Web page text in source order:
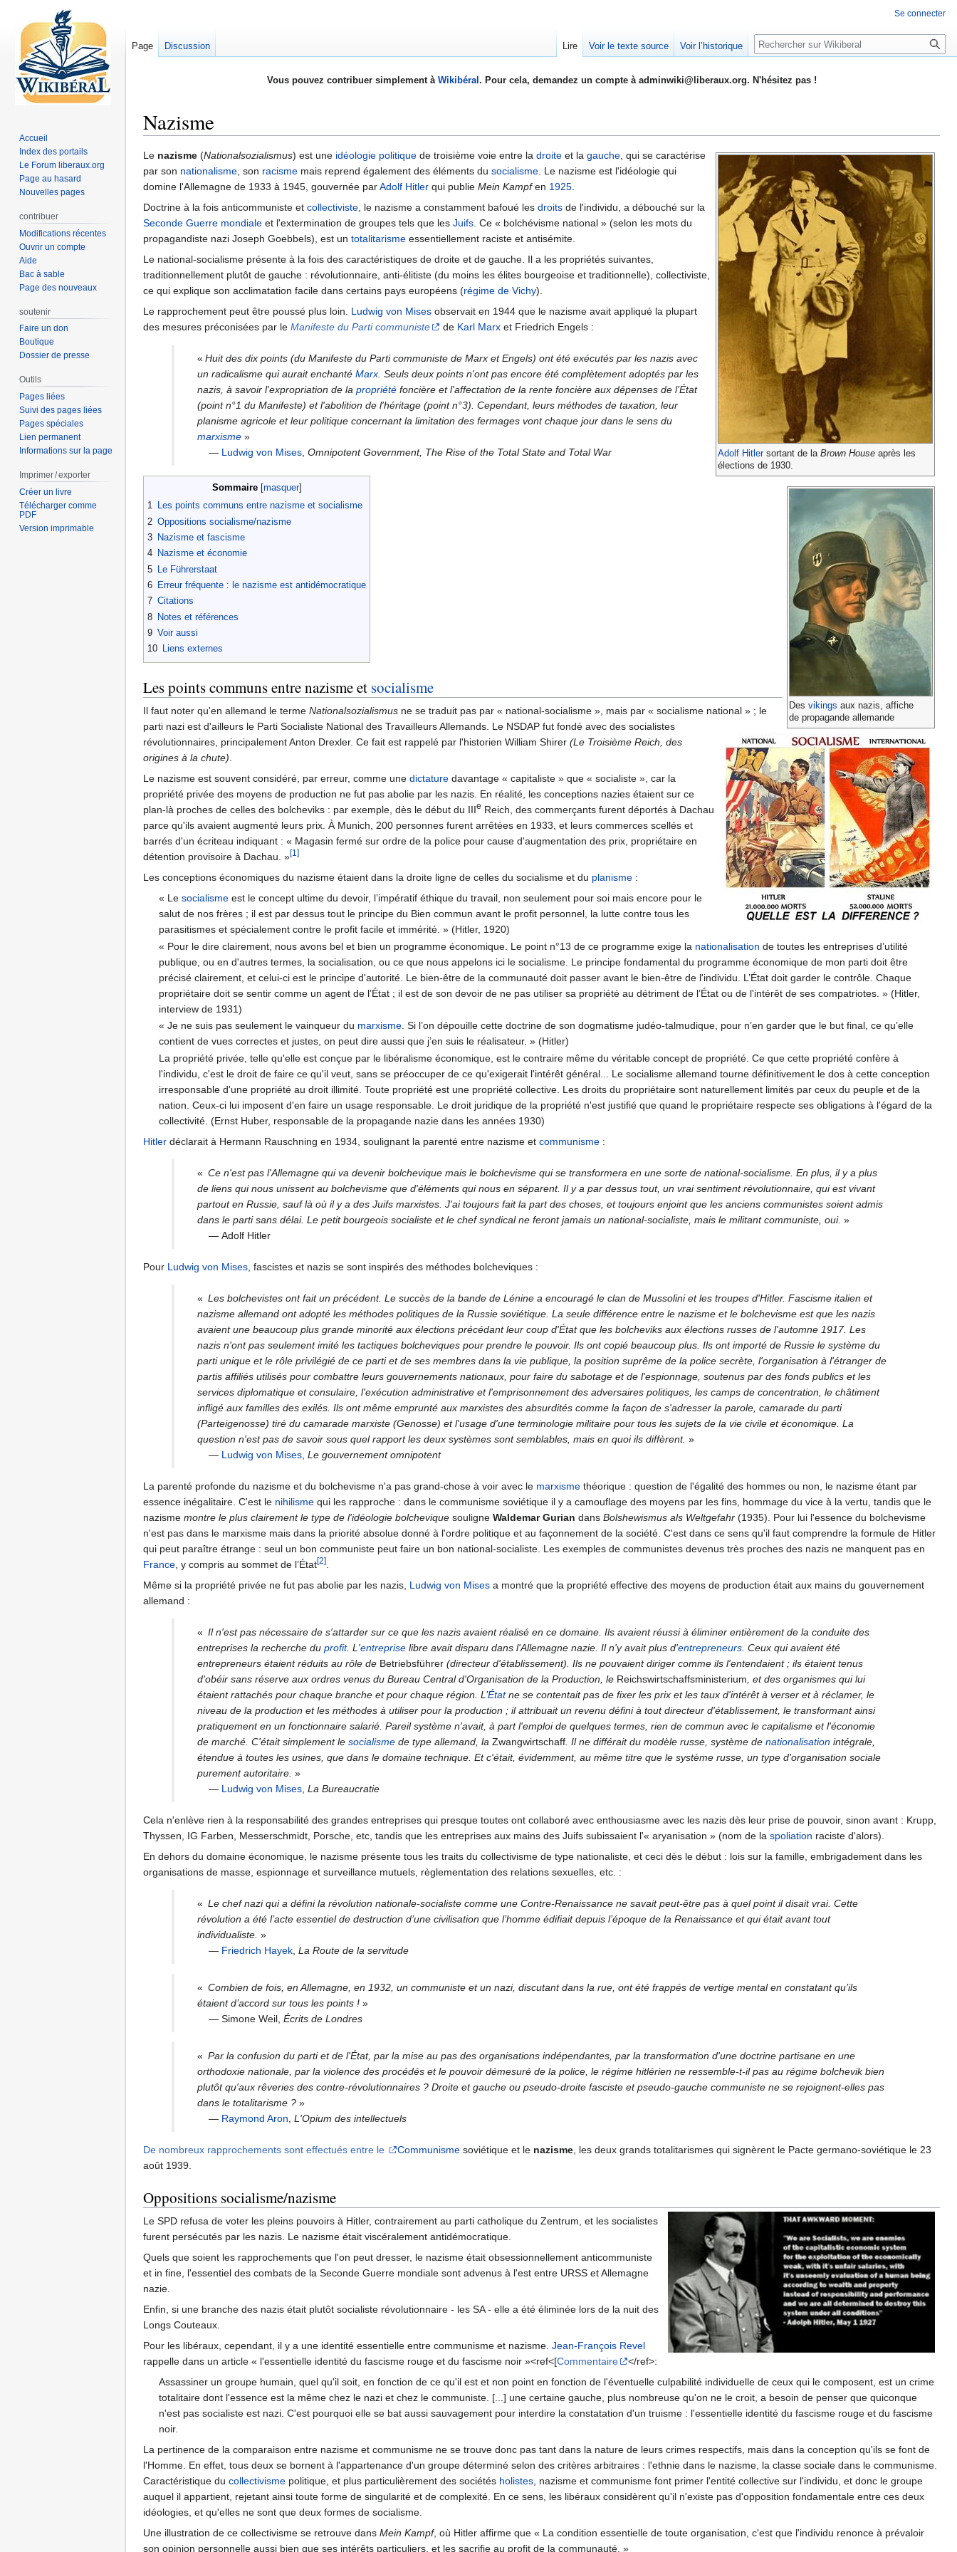
Vous pouvez contribuer simplement à Wikibéral . Pour cela, demandez un compte à adminwiki@liberaux.org. N'hésitez pas !
Nazisme
Aller
à
la
navigation
Aller
à
la
recherche
Adolf Hitlersortant de la Brown House après les
élections de 1930.
Des vikings aux nazis, affiche
de propagande allemande
Le nazisme (Nationalsozialismus) est une idéologie politique de troisième voie entre la droite et la gauche, qui se caractérise
par son nationalisme, son racisme mais reprend également des éléments du socialisme. Le nazisme est l'idéologie qui
domine l'Allemagne de 1933 à 1945, gouvernée parAdolf Hitler qui publie Mein Kampfen 1925.
Doctrine à la fois anticommuniste et collectiviste, le nazisme a constamment bafoué les droits de l'individu, a débouché sur la
Seconde Guerre mondiale et l'extermination de groupes tels que les Juifs. Ce « bolchévisme national » (selon les mots du
propagandiste nazi Joseph Goebbels), est un totalitarisme essentiellement raciste et antisémite.
Le national-socialisme présente à la fois des caractéristiques de droite et de gauche. Il a les propriétés suivantes,
traditionnellement plutôt de gauche : révolutionnaire, anti-élitiste (du moins les élites bourgeoise et traditionnelle), collectiviste,
ce qui explique son acclimatation facile dans certains pays européens (régime de Vichy).
Le rapprochement peut être poussé plus loin. Ludwig von Mises observait en 1944 que le nazisme avait appliqué la plupart
des mesures préconisées par le Manifeste du Parti communiste de Karl Marx et Friedrich Engels :
« Huit des dix points (du Manifeste du Parti communiste de Marx et Engels) ont été exécutés par les nazis avec
un radicalisme qui aurait enchanté Marx. Seuls deux points n'ont pas encore été complètement adoptés par les
nazis, à savoir l'expropriation de la propriété foncière et l'affectation de la rente foncière aux dépenses de l’État
(point n°1 du Manifeste) et l'abolition de l'héritage (point n°3). Cependant, leurs méthodes de taxation, leur
planisme agricole et leur politique concernant la limitation des fermages vont chaque jour dans le sens du
marxisme »
— Ludwig von Mises, Omnipotent Government, The Rise of the Total State and Total War
Sommaire
1 Les points communs entre nazisme et socialisme
2 Oppositions socialisme/nazisme
3 Nazisme et fascisme
4 Nazisme et économie
5
Le Führerstaat
6 Erreur fréquente : le nazisme est antidémocratique
7 Citations
8 Notes et références
9 Voir aussi
10 Liens externes
Les points communs entre nazisme et socialisme
Il faut noter qu'en allemand le terme Nationalsozialismus ne se traduit pas par « national-socialisme », mais par « socialisme national » ; le
parti nazi est d'ailleurs le Parti Socialiste National des Travailleurs Allemands. Le NSDAP fut fondé avec des socialistes
révolutionnaires, principalement Anton Drexler. Ce fait est rappelé par l'historien William Shirer (Le Troisième Reich, des
origines à la chute).
Le nazisme est souvent considéré, par erreur, comme une dictature davantage « capitaliste » que « socialiste », car la
propriété privée des moyens de production ne fut pas abolie par les nazis. En réalité, les conceptions nazies étaient sur ce
plan-là proches de celles des bolcheviks : par exemple, dès le début du IIIe Reich, des commerçants furent déportés à Dachau
parce qu'ils avaient augmenté leurs prix. À Munich, 200 personnes furent arrêtées en 1933, et leurs commerces scellés et
barrés d'un écriteau indiquant : « Magasin fermé sur ordre de la police pour cause d'augmentation des prix, propriétaire en
détention provisoire à Dachau. »[1]
Les conceptions économiques du nazisme étaient dans la droite ligne de celles du socialisme et du planisme :
« Lesocialisme est le concept ultime du devoir, l’impératif éthique du travail, non seulement pour soi mais encore pour le
salut de nos frères ; il est par dessus tout le principe du Bien commun avant le profit personnel, la lutte contre tous les
parasitismes et spécialement contre le profit facile et immérité. » (Hitler, 1920)
« Pour le dire clairement, nous avons bel et bien un programme économique. Le point n°13 de ce programme exige la nationalisation de toutes les entreprises d’utilité
publique, ou en d'autres termes, la socialisation, ou ce que nous appelons ici le socialisme. Le principe fondamental du programme économique de mon parti doit être
précisé clairement, et celui-ci est le principe d'autorité. Le bien-être de la communauté doit passer avant le bien-être de l'individu. L’État doit garder le contrôle. Chaque
propriétaire doit se sentir comme un agent de l’État ; il est de son devoir de ne pas utiliser sa propriété au détriment de l’État ou de l'intérêt de ses compatriotes. » (Hitler,
interview de 1931)
« Je ne suis pas seulement le vainqueur du marxisme. Si l’on dépouille cette doctrine de son dogmatisme judéo-talmudique, pour n’en garder que le but final, ce qu’elle
contient de vues correctes et justes, on peut dire aussi que j’en suis le réalisateur. » (Hitler)
La propriété privée, telle qu'elle est conçue par le libéralisme économique, est le contraire même du véritable concept de propriété. Ce que cette propriété confère à
l'individu, c'est le droit de faire ce qu'il veut, sans se préoccuper de ce qu'exigerait l'intérêt général... Le socialisme allemand tourne définitivement le dos à cette conception
irresponsable d'une propriété au droit illimité. Toute propriété est une propriété collective. Les droits du propriétaire sont naturellement limités par ceux du peuple et de la
nation. Ceux-ci lui imposent d'en faire un usage responsable. Le droit juridique de la propriété n'est justifié que quand le propriétaire respecte ses obligations à l'égard de la
collectivité. (Ernst Huber, responsable de la propagande nazie dans les années 1930)
Hitler déclarait à Hermann Rauschning en 1934, soulignant la parenté entre nazisme et communisme :
« Ce n'est pas l'Allemagne qui va devenir bolchevique mais le bolchevisme qui se transformera en une sorte de national-socialisme. En plus, il y a plus
de liens qui nous unissent au bolchevisme que d'éléments qui nous en séparent. Il y a par dessus tout, un vrai sentiment révolutionnaire, qui est vivant
partout en Russie, sauf là où il y a des Juifs marxistes. J'ai toujours fait la part des choses, et toujours enjoint que les anciens communistes soient admis
dans le parti sans délai. Le petit bourgeois socialiste et le chef syndical ne feront jamais un national-socialiste, mais le militant communiste, oui. »
— Adolf Hitler
Pour Ludwig von Mises , fascistes et nazis se sont inspirés des méthodes bolcheviques :
« Les bolchevistes ont fait un précédent. Le succès de la bande de Lénine a encouragé le clan de Mussolini et les troupes d'Hitler. Fascisme italien et
nazisme allemand ont adopté les méthodes politiques de la Russie soviétique. La seule différence entre le nazisme et le bolchevisme est que les nazis
avaient une beaucoup plus grande minorité aux élections précédant leur coup d'État que les bolcheviks aux élections russes de l'automne 1917. Les
nazis n'ont pas seulement imité les tactiques bolcheviques pour prendre le pouvoir. Ils ont copié beaucoup plus. Ils ont importé de Russie le système du
parti unique et le rôle privilégié de ce parti et de ses membres dans la vie publique, la position suprême de la police secrète, l'organisation à l'étranger de
partis affiliés utilisés pour combattre leurs gouvernements nationaux, pour faire du sabotage et de l'espionnage, soutenus par des fonds publics et les
services diplomatique et consulaire, l'exécution administrative et l'emprisonnement des adversaires politiques, les camps de concentration, le châtiment
infligé aux familles des exilés. Ils ont même emprunté aux marxistes des absurdités comme la façon de s'adresser la parole, camarade du parti
(Parteigenosse) tiré du camarade marxiste (Genosse) et l'usage d'une terminologie militaire pour tous les sujets de la vie civile et économique. La
question n'est pas de savoir sous quel rapport les deux systèmes sont semblables, mais en quoi ils diffèrent. »
— Ludwig von Mises Le gouvernement omnipotent
La parenté profonde du nazisme et du bolchevisme n'a pas grand-chose à voir avec le marxisme théorique : question de l'égalité des hommes ou non, le nazisme étant par
essence inégalitaire. C'est le nihilisme qui les rapproche : dans le communisme soviétique il y a camouflage des moyens par les fins, hommage du vice à la vertu, tandis que le
nazisme montre le plus clairement le type de l'idéologie bolchevique souligne Waldemar Gurian dans Bolshewismus als Weltgefahr (1935). Pour lui l'essence du bolchevisme
n'est pas dans le marxisme mais dans la priorité absolue donné à l'ordre politique et au façonnement de la société. C'est dans ce sens qu'il faut comprendre la formule de Hitler
qui peut paraître étrange : seul un bon communiste peut faire un bon national-socialiste. Les exemples de communistes devenus très proches des nazis ne manquent pas en
France , y compris au sommet de l’État[2]
Même si la propriété privée ne fut pas abolie par les nazis, Ludwig von Mises a montré que la propriété effective des moyens de production était aux mains du gouvernement
allemand :
« Il n'est pas nécessaire de s'attarder sur ce que les nazis avaient réalisé en ce domaine. Ils avaient réussi à éliminer entièrement de la conduite des
entreprises la recherche du profit. L'entreprise libre avait disparu dans l'Allemagne nazie. Il n'y avait plus d'entrepreneurs . Ceux qui avaient été
entrepreneurs étaient réduits au rôle de Betriebsführer (directeur d'établissement). Ils ne pouvaient diriger comme ils l'entendaient ; ils étaient tenus
d'obéir sans réserve aux ordres venus du Bureau Central d'Organisation de la Production, le Reichswirtschaffsministerium , et des organismes qui lui
étaient rattachés pour chaque branche et pour chaque région. L’Étatne se contentait pas de fixer les prix et les taux d'intérêt à verser et à réclamer, le
niveau de la production et les méthodes à utiliser pour la production ; il attribuait un revenu défini à tout directeur d'établissement, le transformant ainsi
pratiquement en un fonctionnaire salarié. Pareil système n'avait, à part l'emploi de quelques termes, rien de commun avec le capitalisme et l'économie
de marché. C'était simplement le socialisme de type allemand, la Zwangwirtschaff . Il ne différait du modèle russe, système de nationalisation intégrale,
étendue à toutes les usines, que dans le domaine technique. Et c'était, évidemment, au même titre que le système russe, un type d'organisation sociale
purement autoritaire. »
— Ludwig von Mises La Bureaucratie
Cela n'enlève rien à la responsabilité des grandes entreprises qui presque toutes ont collaboré avec enthousiasme avec les nazis dès leur prise de pouvoir, sinon avant : Krupp,
Thyssen, IG Farben, Messerschmidt, Porsche, etc, tandis que les entreprises aux mains des Juifs subissaient l'« aryanisation » (nom de la spoliation raciste d'alors).
En dehors du domaine économique, le nazisme présente tous les traits du collectivisme de type nationaliste, et ceci dès le début : lois sur la famille, embrigadement dans les
organisations de masse, espionnage et surveillance mutuels, règlementation des relations sexuelles, etc. :
« Le chef nazi qui a défini la révolution nationale-socialiste comme une Contre-Renaissance ne savait peut-être pas à quel point il disait vrai. Cette
révolution a été l’acte essentiel de destruction d’une civilisation que l’homme édifiait depuis l’époque de la Renaissance et qui était avant tout
individualiste. »
— Friedrich Hayek La Route de la servitude
« Combien de fois, en Allemagne, en 1932, un communiste et un nazi, discutant dans la rue, ont été frappés de vertige mental en constatant qu’ils
étaient d’accord sur tous les points ! »
— Simone Weil, Écrits de Londres
« Par la confusion du parti et de l'État, par la mise au pas des organisations indépendantes, par la transformation d'une doctrine partisane en une
orthodoxie nationale, par la violence des procédés et le pouvoir démesuré de la police, le régime hitlérien ne ressemble-t-il pas au régime bolchevik bien
plutôt qu'aux rêveries des contre-révolutionnaires ? Droite et gauche ou pseudo-droite fasciste et pseudo-gauche communiste ne se rejoignent-elles pas
dans le totalitarisme ? »
— Raymond Aron L'Opium des intellectuels
De nombreux rapprochements sont effectués entre le Communisme soviétique et le nazisme , les deux grands totalitarismes qui signèrent le Pacte germano-soviétique le 23
août 1939.
Oppositions socialisme/nazisme
Le SPD refusa de voter les pleins pouvoirs à Hitler, contrairement au parti catholique du Zentrum, et les socialistes
furent persécutés par les nazis. Le nazisme était viscéralement antidémocratique.
Quels que soient les rapprochements que l'on peut dresser, le nazisme était obsessionnellement anticommuniste
et in fine, l'essentiel des combats de la Seconde Guerre mondiale sont advenus à l'est entre URSS et Allemagne
nazie.
Enfin, si une branche des nazis était plutôt socialiste révolutionnaire - les SA - elle a été éliminée lors de la nuit des
Longs Couteaux.
Pour les libéraux, cependant, il y a une identité essentielle entre communisme et nazisme. Jean-François Revel
rappelle dans un article « l'essentielle identité du fascisme rouge et du fascisme noir »<ref<[Commentaire
</ref>:
Assassiner un groupe humain, quel qu'il soit, en fonction de ce qu'il est et non point en fonction de l'éventuelle culpabilité individuelle de ceux qui le composent, est un crime
totalitaire dont l'essence est la même chez le nazi et chez le communiste. [...] une certaine gauche, plus nombreuse qu'on ne le croit, a besoin de penser que quiconque
n'est pas socialiste est nazi. C'est pourquoi elle se bat aussi sauvagement pour interdire la constatation d'un truisme : l'essentielle identité du fascisme rouge et du fascisme
noir.
La pertinence de la comparaison entre nazisme et communisme ne se trouve donc pas tant dans la nature de leurs crimes respectifs, mais dans la conception qu'ils se font de
l'Homme. En effet, tous deux se bornent à l'appartenance d'un groupe déterminé selon des critères arbitraires : l'ethnie dans le nazisme, la classe sociale dans le communisme.
Caractéristique du collectivisme politique, et plus particulièrement des sociétés holistes , nazisme et communisme font primer l'entité collective sur l'individu, et donc le groupe
auquel il appartient, rejetant ainsi toute forme de singularité et de complexité. En ce sens, les libéraux considèrent qu'il n'existe pas d'opposition fondamentale entre ces deux
idéologies, et qu'elles ne sont que deux formes de socialisme.
Une illustration de ce collectivisme se retrouve dans Mein Kampf, où Hitler affirme que « La condition essentielle de toute organisation, c'est que l'individu renonce à prévaloir
son opinion personnelle aussi bien que ses intérêts particuliers, et les sacrifie au profit de la communauté. »
Se connecter
Page Discussion Lire Voir le texte source Voir l’historique Rechercher
Accueil
Index des portails
Le Forum liberaux.org
Page au hasard
Nouvelles pages
contribuer
Modifications récentes
Ouvrir un compte
Aide
Bac à sable
Page des nouveaux
soutenir
Faire un don
Boutique
Dossier de presse
Outils
Pages liées
Suivi des pages liées
Pages spéciales
Lien permanent
Informations sur la page
Imprimer / exporter
Créer un livre
Télécharger comme
PDF
Version imprimable